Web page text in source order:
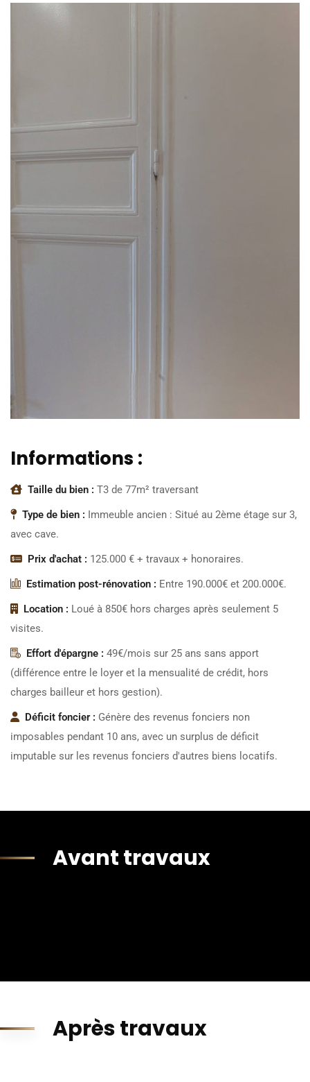
Informations :
Taille du bien : T3 de 77m² traversant
Type de bien : Immeuble ancien : Situé au 2ème étage sur 3,
avec cave.
Prix d'achat : 125.000 € + travaux + honoraires.
Estimation post-rénovation : Entre 190.000€ et 200.000€.
Location : Loué à 850€ hors charges après seulement 5
visites.
Effort d'épargne : 49€/mois sur 25 ans sans apport
(différence entre le loyer et la mensualité de crédit, hors
charges bailleur et hors gestion).
Déficit foncier : Génère des revenus fonciers non
imposables pendant 10 ans, avec un surplus de déficit
imputable sur les revenus fonciers d'autres biens locatifs.
Avant travaux
Après travaux